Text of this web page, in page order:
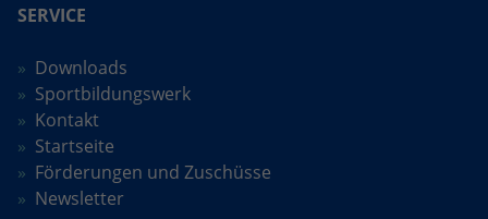
SERVICE
Downloads
Sportbildungswerk
Kontakt
Startseite
Förderungen und Zuschüsse
Newsletter